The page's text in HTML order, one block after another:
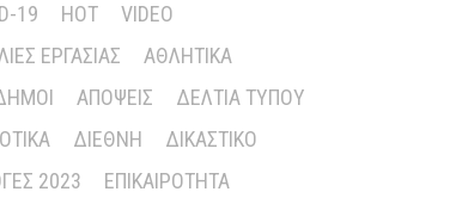
19
HOT
VIDEO
ΕΡΓΑΣΊΑΣ
ΑΘΛΗΤΙΚΆ
ΑΠΌΨΕΙΣ
ΔΕΛΤΊΑ ΤΎΠΟΥ
ΔΙΕΘΝΉ
ΔΙΚΑΣΤΙΚΌ
2023
ΕΠΙΚΑΙΡΌΤΗΤΑ